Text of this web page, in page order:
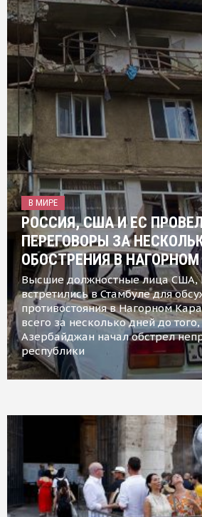
В МИРЕ
РОССИЯ, США И ЕС
ПЕРЕГОВОРЫ ЗА
ОБОСТРЕНИЯ В НАГОРНОМ
Высшие должностные лица США,
встретились в Стамбуле для
противостояния в Нагорном
всего за несколько дней до
Азербайджан начал обстрел
республики